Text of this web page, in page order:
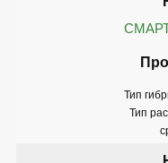
Тип
Тип